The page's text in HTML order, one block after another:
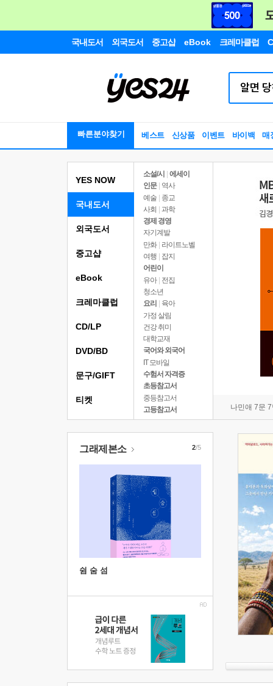
국내도서 외국도서 중고샵 eBook 크레마클럽
빠른분야찾기 베스트 신상품 이벤트 바이백 매
YES NOW
국내도서
소설/시
에세이
인문
역사
예술 | 종교
사회 | 과학
경제 경영
자기계발
만화 | 라이트노벨
여행
잡지
어린이
유아 | 전집
청소년
요리
육아
가정 살림
건강 취미
대학교재
국어와 외국어
IT 모바일
수험서 자격증
초등참고서
중등참고서
고등참고서
나민애 7문
외국도서
중고샵
eBook
크레마클럽
CD/LP
DVD/BD
문구/GIFT
티켓
그래제본소
쉼 숨 섬
2/5